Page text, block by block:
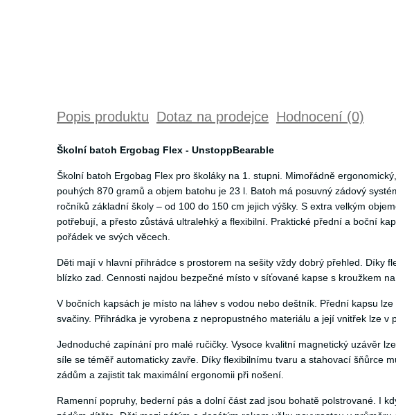
Popis produktu Dotaz na prodejce Hodnocení (0)
Školní batoh Ergobag Flex - UnstoppBearable
Školní batoh Ergobag Flex pro školáky na 1. stupni. Mimořádně
pouhých 870 gramů a objem batohu je 23 l. Batoh má posuvný zádový
ročníků základní školy – od 100 do 150 cm jejich výšky. S extra velkým
potřebují, a přesto zůstává ultralehký a flexibilní. Praktické přední a boční
pořádek ve svých věcech.
Děti mají v hlavní přihrádce s prostorem na sešity vždy dobrý přehled. Díky
blízko zad. Cennosti najdou bezpečné místo v síťované kapse s kroužkem
V bočních kapsách je místo na láhev s vodou nebo deštník. Přední kapsu
svačiny. Přihrádka je vyrobena z nepropustného materiálu a její vnitřek lze v
Jednoduché zapínání pro malé ručičky. Vysoce kvalitní magnetický uzávěr
síle se téměř automaticky zavře. Díky flexibilnímu tvaru a stahovací šňůrce
zádům a zajistit tak maximální ergonomii při nošení.
Ramenní popruhy, bederní pás a dolní část zad jsou bohatě polstrované. I